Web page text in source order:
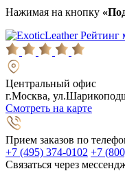
Нажимая на кнопку
Рейтинг
Центральный офис
г.Москва,
Смотреть на карте
Прием заказов по
+7 (495) 374-0102 +7
Связаться через